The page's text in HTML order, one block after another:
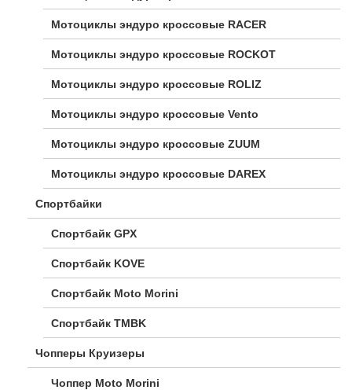
Мотоциклы эндуро кроссовые RACER
Мотоциклы эндуро кроссовые ROCKOT
Мотоциклы эндуро кроссовые ROLIZ
Мотоциклы эндуро кроссовые Vento
Мотоциклы эндуро кроссовые ZUUM
Мотоциклы эндуро кроссовые DAREX
Спортбайки
Спортбайк GPX
Спортбайк KOVE
Спортбайк Moto Morini
Спортбайк TMBK
Чопперы Круизеры
Чоппер Moto Morini